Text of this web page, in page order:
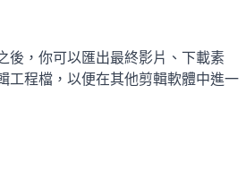
後，你可以匯出最終影片、下載素
工程檔，以便在其他剪輯軟體中進一